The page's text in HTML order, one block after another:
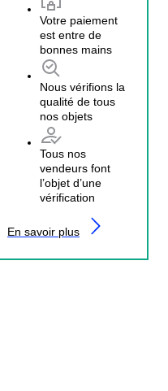
Votre paiement
est entre de
bonnes mains
Nous vérifions la
qualité de tous
nos objets
Tous nos
vendeurs font
l’objet d’une
vérification
En savoir plus